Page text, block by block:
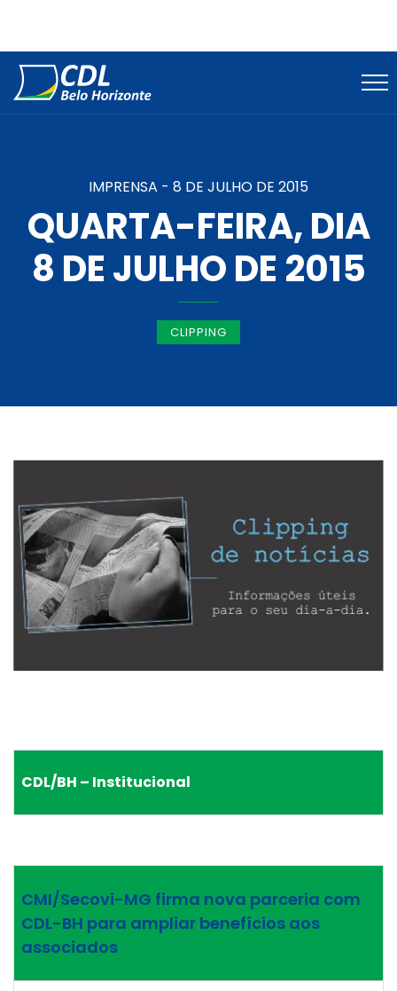
IMPRENSA - 8 DE JULHO DE 2015
QUARTA-FEIRA, DIA
8 DE JULHO DE 2015
CLIPPING
CDL/BH – Institucional
CMI/Secovi-MG firma nova parceria com
CDL-BH para ampliar benefícios aos
associados